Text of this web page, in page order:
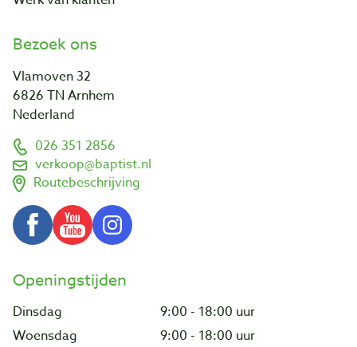
Bezoek ons
Vlamoven 32
6826 TN Arnhem
Nederland
026 351 2856
verkoop@baptist.nl
Routebeschrijving
Openingstijden
Dinsdag
9:00 - 18:00 uur
Woensdag
9:00 - 18:00 uur